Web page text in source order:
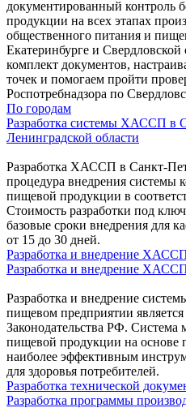
документированный контроль
продукции на всех этапах
общественного питания и
Екатеринбурге и
комплект документов,
точек и помогаем пройти
Роспотребнадзора по
По городам
Разработка системы ХАССП в
Ленинградской области
Разработка ХАССП в Санкт-
процедура внедрения системы
пищевой продукции в
Стоимость разработки под
базовые сроки внедрения для
от 15 до 30 дней.
Разработка и внедрение
Разработка и внедрение
Разработка и внедрение
пищевом предприятии
Законодательства РФ. Система
пищевой продукции на
наиболее эффективным
для здоровья потребителей.
Разработка технической
Разработка программы